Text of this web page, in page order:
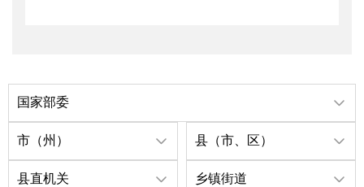
国家部委
市（州） 县（市、区）
县直机关 乡镇街道